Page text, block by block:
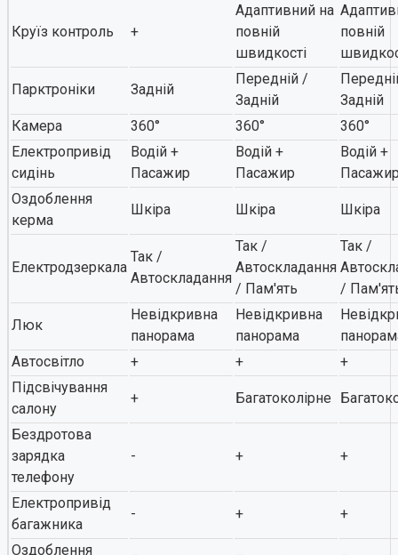
Круїз контроль +
Адаптивний на
повній
швидкості
повній
Парктроніки Задній
Передній /
Задній
Задній
Камера
360° 360°
360°
Електропривід
сидінь
Водій +
Пасажир
Водій +
Пасажир
Водій +
Оздоблення
керма
Шкіра Шкіра Шкіра
Електродзеркала
Так /
Автоскладання
Так /
Автоскладання
/ Пам'ять
Так /
/
Люк
Невідкривна
панорама
Невідкривна
панорама
Автосвітло
+ +
+
Підсвічування
салону
+ Багатоколірне
Бездротова
зарядка
телефону
- + +
Електропривід
багажника
- + +
Оздоблення